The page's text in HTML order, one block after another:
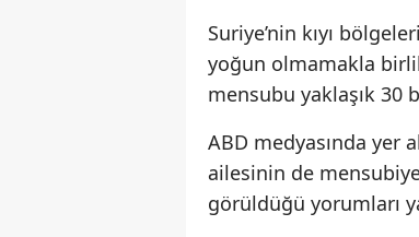
Suriye’nin kıyı
yoğun olmamakla
mensubu yaklaşık 30
ABD medyasında yer
ailesinin de
görüldüğü yorumları